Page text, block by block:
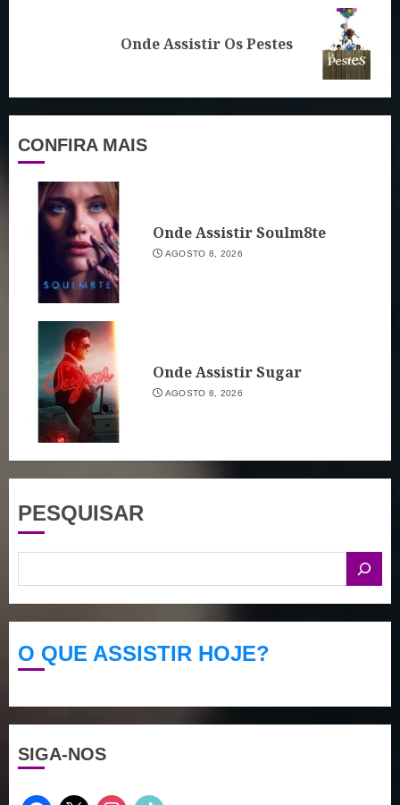
Onde Assistir Os Pestes
CONFIRA MAIS
Onde Assistir Soulm8te
AGOSTO 8, 2026
Onde Assistir Sugar
AGOSTO 8, 2026
PESQUISAR
O QUE ASSISTIR HOJE?
SIGA-NOS